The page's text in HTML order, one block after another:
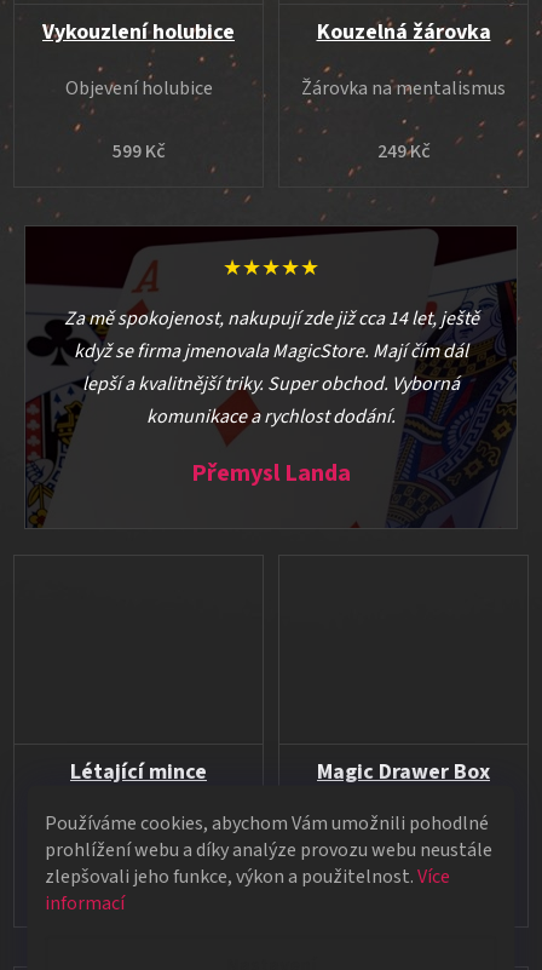
Používáme cookies, abychom Vám umožnili pohodlné
prohlížení webu a díky analýze provozu webu neustále
zlepšovali jeho funkce, výkon a použitelnost.Více
informací
Vykouzlení holubice
599 Kč
Objevení holubice
Kouzelná žárovka
249 Kč
Žárovka na mentalismus
★★★★★
Za mě spokojenost, nakupují zde již cca 14 let, ještě
když se firma jmenovala MagicStore. Mají čím dál
lepší a kvalitnější triky. Super obchod. Vyborná
komunikace a rychlost dodání.
Přemysl Landa
Létající mince
199 Kč
Mizení a objevování mincí
Magic Drawer Box
249 Kč
Kouzelná krabička